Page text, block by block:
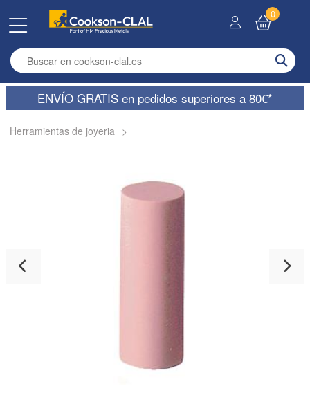
Enter search term
0
ENVÍO GRATIS en pedidos superiores a 80€*
Herramientas de joyeria >